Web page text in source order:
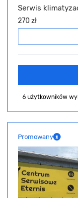
Serwis
270 zł
6 użytkowników
Promowany